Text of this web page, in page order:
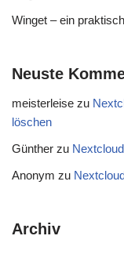
Winget – ein
Neuste
meisterleise zu
löschen
Günther zu
Anonym zu
Archiv